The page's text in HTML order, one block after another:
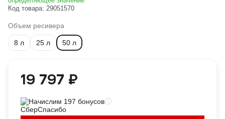
Код товара: 29051570
Объем ресивера
8 л 25 л 50 л
19 797 ₽
Начислим 197 бонусов